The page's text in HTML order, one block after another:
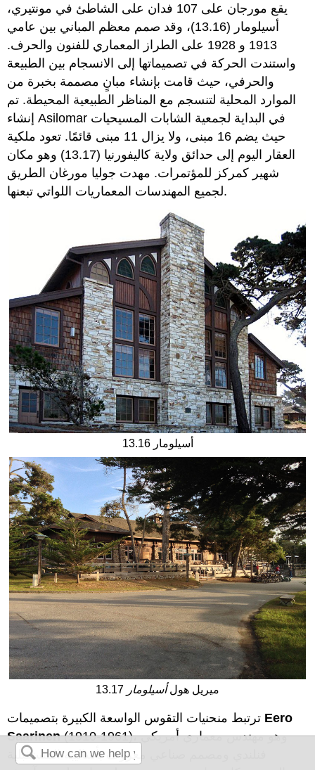
يقع مورجان على 107 فدان على الشاطئ في مونتيري،
أسيلومار (13.16)، وقد صمم معظم المباني بين عامي
1913 و 1928 على الطراز المعماري للفنون والحرف.
واستندت الحركة في تصميماتها إلى الانسجام بين الطبيعة
والحرفي، حيث قامت بإنشاء مبانٍ مصممة بخبرة من
الموارد المحلية لتنسجم مع المناظر الطبيعية المحيطة. تم
إنشاء Asilomar في البداية لجمعية الشابات المسيحيات
حيث يضم 16 مبنى، ولا يزال 11 مبنى قائمًا. تعود ملكية
العقار اليوم إلى حدائق ولاية كاليفورنيا (13.17) وهو مكان
شهير كمركز للمؤتمرات. مهدت جوليا مورغان الطريق
لجميع المهندسات المعماريات اللواتي تبعنها.
13.16 أسيلومار
13.17 ميريل هولأسيلومار
Eero
Saarinen(1910-1961)، وهو مهندس معماري أمريكي
فنلندي ومصمم صناعي معروف بأساليبه المستقبلية